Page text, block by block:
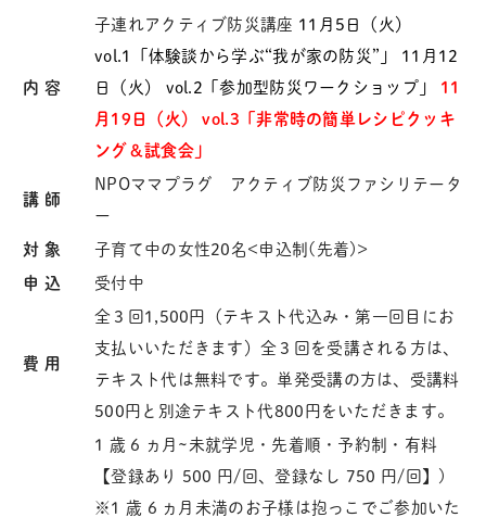
内 容
子連れアクティブ防災講座 11月5日（火）
vol.1「体験談から学ぶ“我が家の防災”」
11月12
日（火）
vol.2「参加型防災ワークショップ」
11
月19日（火）
vol.3「非常時の簡単レシピクッキ
ング＆試食会」
講 師
NPOママプラグ アクティブ防災ファシリテータ
ー
対 象 子育て中の女性20名<申込制(先着)>
申 込 受付中
費 用
全３回1,500円（テキスト代込み・第一回目にお
支払いいただきます）全３回を受講される方は、
テキスト代は無料です。単発受講の方は、受講料
500円と別途テキスト代800円をいただきます。
1 歳 6 ヵ月~未就学児・先着順・予約制・有料
【登録あり 500 円/回、登録なし 750 円/回】)
※1 歳 6 ヵ月未満のお子様は抱っこでご参加いた